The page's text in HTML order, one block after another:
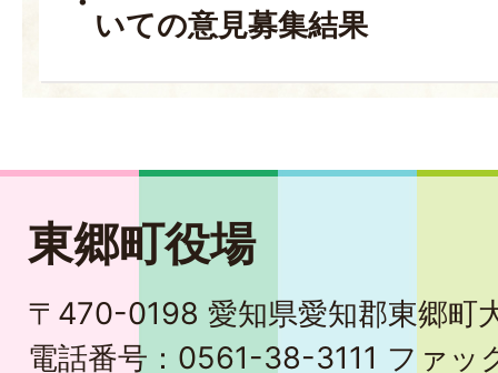
いての意見募集結果
東郷町役場
〒470-0198 愛知県愛知郡東郷町
電話番号：0561-38-3111 ファ